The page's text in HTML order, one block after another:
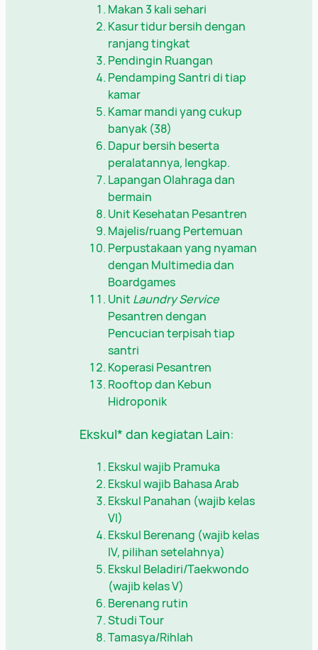
Makan 3 kali sehari
Kasur tidur bersih dengan
ranjang tingkat
Pendingin Ruangan
Pendamping Santri di tiap
kamar
Kamar mandi yang cukup
banyak (38)
Dapur bersih beserta
peralatannya, lengkap.
Lapangan Olahraga dan
bermain
Unit Kesehatan Pesantren
Majelis/ruang Pertemuan
Perpustakaan yang nyaman
dengan Multimedia dan
Boardgames
Unit Laundry Service
Pesantren dengan
Pencucian terpisah tiap
santri
Koperasi Pesantren
Rooftop dan Kebun
Hidroponik
Ekskul* dan kegiatan Lain:
Ekskul wajib Pramuka
Ekskul wajib Bahasa Arab
Ekskul Panahan (wajib kelas
VI)
Ekskul Berenang (wajib kelas
IV, pilihan setelahnya)
Ekskul Beladiri/Taekwondo
(wajib kelas V)
Berenang rutin
Studi Tour
Tamasya/Rihlah